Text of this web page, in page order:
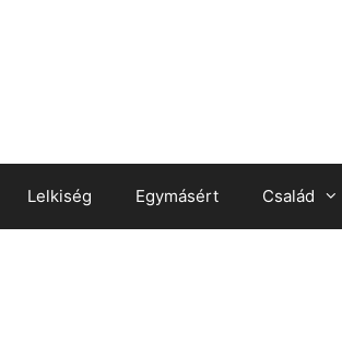
Lelkiség Egymásért Család